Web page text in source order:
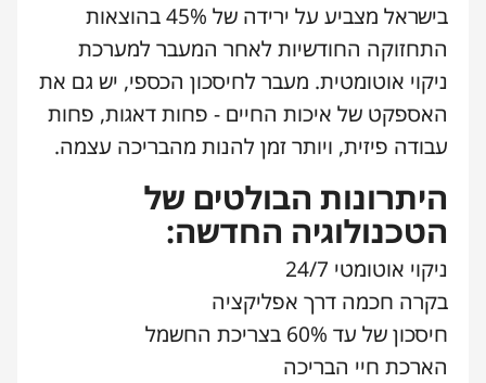
בישראל מצביע על ירידה של 45% בהוצאות
התחזוקה החודשיות לאחר המעבר למערכת
ניקוי אוטומטית. מעבר לחיסכון הכספי, יש גם את
האספקט של איכות החיים - פחות דאגות, פחות
עבודה פיזית, ויותר זמן להנות מהבריכה עצמה.
היתרונות הבולטים של
הטכנולוגיה החדשה:
ניקוי אוטומטי 24/7
בקרה חכמה דרך אפליקציה
חיסכון של עד 60% בצריכת החשמל
הארכת חיי הבריכה